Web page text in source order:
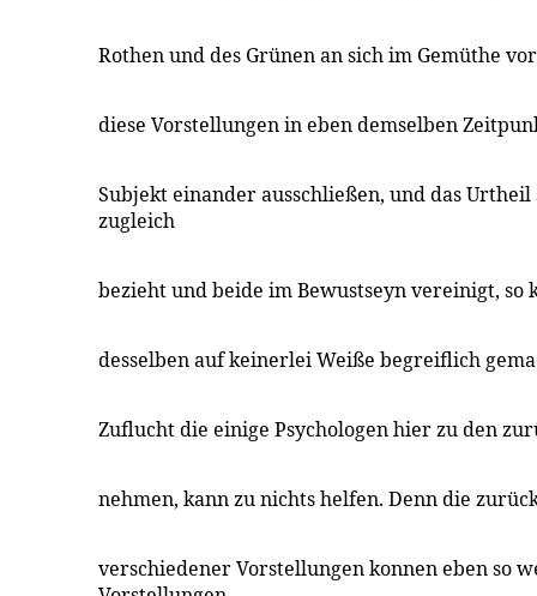
Rothen und des Grünen an sich im Gemüthe
diese Vorstellungen in eben demselben
Subjekt einander ausschließen, und das
zugleich
bezieht und beide im Bewustseyn vereinigt, so
desselben auf keinerlei Weiße begreiflich
Zuflucht die einige Psychologen hier zu den
nehmen, kann zu nichts helfen. Denn die
verschiedener Vorstellungen konnen eben so